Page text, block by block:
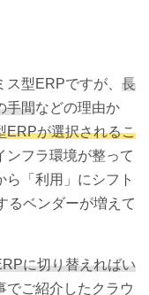
型ERPですが、 長
手間などの理由か
ERPが選択されるこ
ンフラ環境が整って
ら「利用」にシフト
るベンダーが増えて
に切り替えればい
でご紹介したクラウ